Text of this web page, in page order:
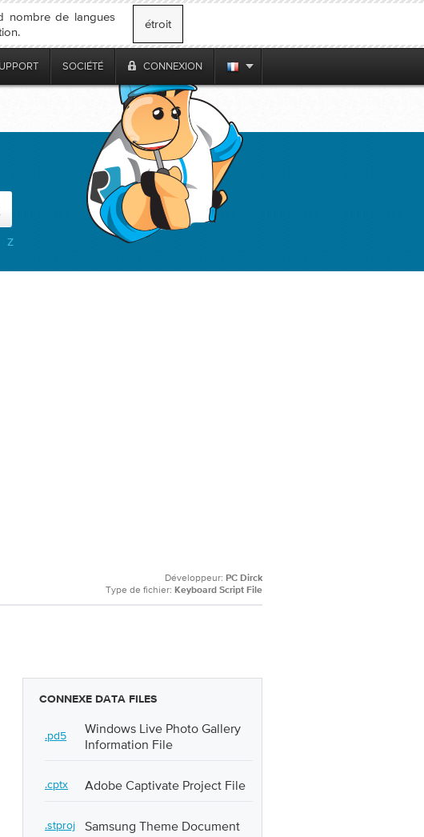
nombre de langues
étroit
SOCIÉTÉ CONNEXION
Z
Développeur: PC Dirck
Type de fichier: Keyboard Script File
CONNEXE DATA FILES
.pd5
Windows Live Photo Gallery
Information File
.cptx Adobe Captivate Project File
.stproj Samsung Theme Document